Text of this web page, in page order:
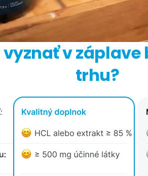
vyznať v záplave
trhu?